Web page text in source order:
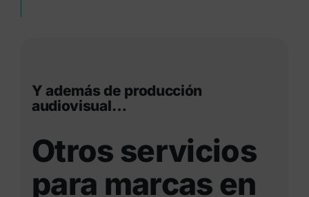
Y además de producción
audiovisual…
Otros servicios
para marcas en